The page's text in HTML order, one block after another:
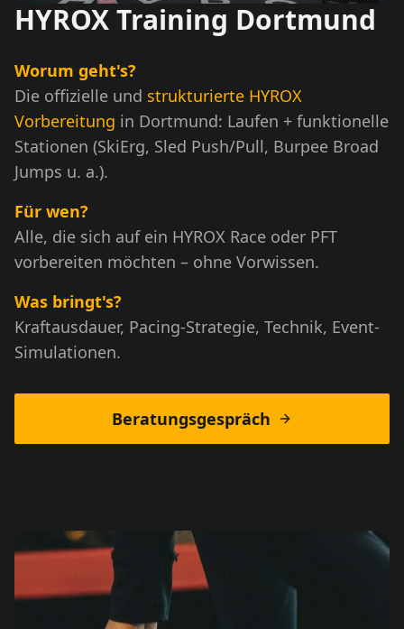
HYROX Training Dortmund
Worum geht's?
Die offizielle und strukturierte HYROX
Vorbereitung in Dortmund: Laufen + funktionelle
Stationen (SkiErg, Sled Push/Pull, Burpee Broad
Jumps u. a.).
Für wen?
Alle, die sich auf ein HYROX Race oder PFT
vorbereiten möchten – ohne Vorwissen.
Was bringt's?
Kraftausdauer, Pacing-Strategie, Technik, Event-
Simulationen.
Beratungsgespräch